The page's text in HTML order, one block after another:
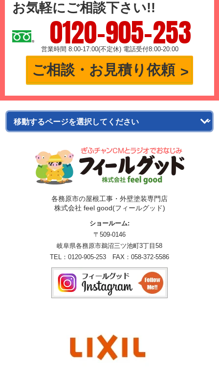
お気軽にご相談下さい!!
0120-905-253
営業時間 8:00-17:00(不定休) 電話受付8:00-20:00
ご相談・お見積り依頼
各務原市の屋根工事・外壁塗装専門店
株式会社 feel good(フィールグッド)
ショールーム:
〒509-0146
岐阜県各務原市鵜沼三ツ池町3丁目58
TEL： 0120-905-253 FAX：058-372-5586